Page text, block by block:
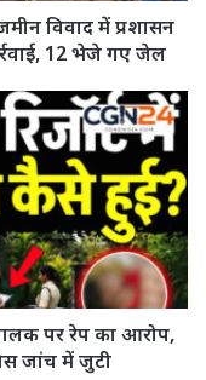
विवाद में प्रशासन
12 भेजे गए जेल
पर रेप का आरोप,
जांच में जुटी